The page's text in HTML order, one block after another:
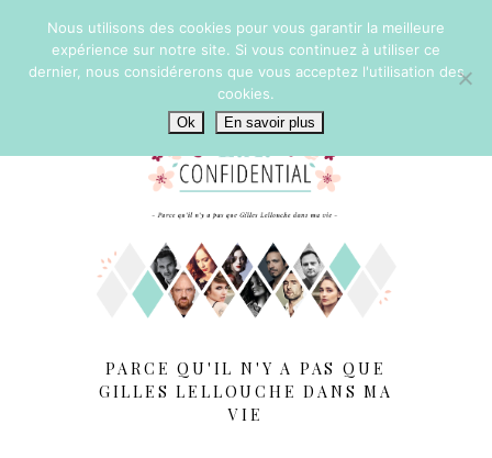
PARCE QU'IL N'Y A PAS QUE
GILLES LELLOUCHE DANS MA
VIE
Nous utilisons des cookies pour vous garantir la meilleure
expérience sur notre site. Si vous continuez à utiliser ce
dernier, nous considérerons que vous acceptez l'utilisation des
cookies.
Ok En savoir plus